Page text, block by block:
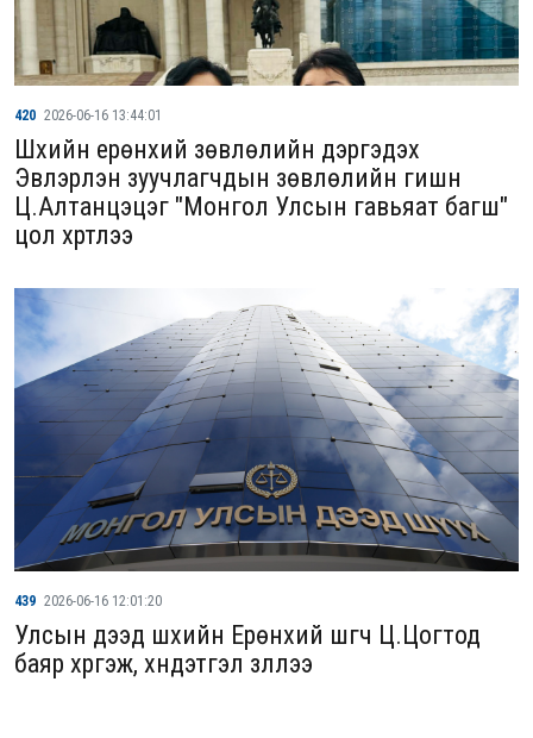
420 2026-06-16 13:44:01
Шүүхийн ерөнхий зөвлөлийн дэргэдэх
Эвлэрүүлэн зуучлагчдын зөвлөлийн гишүүн
Ц.Алтанцэцэг "Монгол Улсын гавьяат багш"
цол хүртлээ
439 2026-06-16 12:01:20
Улсын дээд шүүхийн Ерөнхий шүүгч Ц.Цогтод
баяр хүргэж, хүндэтгэл үзүүллээ